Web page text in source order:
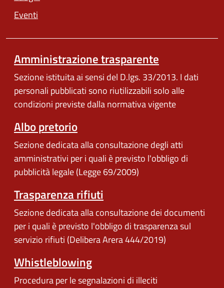
Eventi
Amministrazione trasparente
Sezione istituita ai sensi del D.lgs. 33/2013. I dati
personali pubblicati sono riutilizzabili solo alle
condizioni previste dalla normativa vigente
Albo pretorio
Sezione dedicata alla consultazione degli atti
amministrativi per i quali è previsto l'obbligo di
pubblicità legale (Legge 69/2009)
Trasparenza rifiuti
Sezione dedicata alla consultazione dei documenti
per i quali è previsto l'obbligo di trasparenza sul
servizio rifiuti (Delibera Arera 444/2019)
Whistleblowing
Procedura per le segnalazioni di illeciti